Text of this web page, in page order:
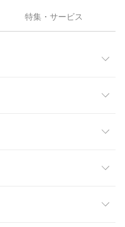
特集・サービス